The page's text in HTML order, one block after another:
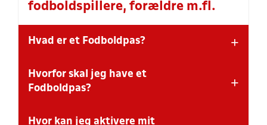
fodboldspillere, forældre m.fl.
Hvad er et Fodboldpas? +
Fodboldpasset er dit helt personlige 'pas', som du skal
aktivere for at kunne spille kampe i DBU's turneringer -
enhver tid kan se og rette.
Hvorfor skal jeg have et
Fodboldpas?
+
Først og fremmest, så skal dansk fodbold – dvs. både
Hvor kan jeg aktivere mit